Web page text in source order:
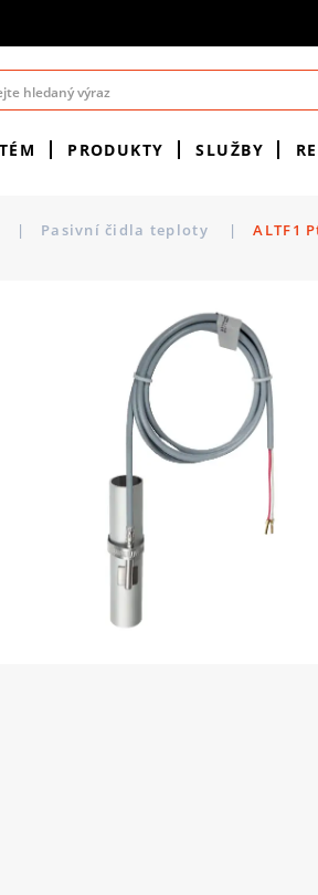
PRODUKTY SLUŽBY
| Pasivní čidla teploty | ALTF1